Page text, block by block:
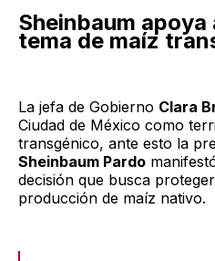
Sheinbaum
tema de maíz
La jefa de Gobierno Clara
Ciudad de México como
transgénico, ante esto la
Sheinbaum Pardo
decisión que busca
producción de maíz nativo.